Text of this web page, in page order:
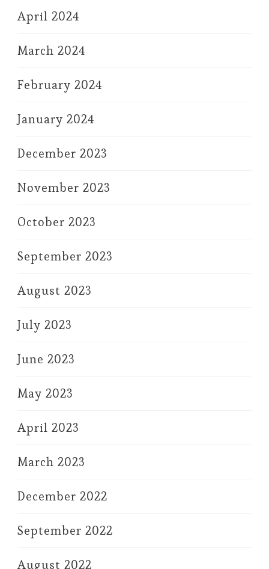
April 2024
March 2024
February 2024
January 2024
December 2023
November 2023
October 2023
September 2023
August 2023
July 2023
June 2023
May 2023
April 2023
March 2023
December 2022
September 2022
August 2022